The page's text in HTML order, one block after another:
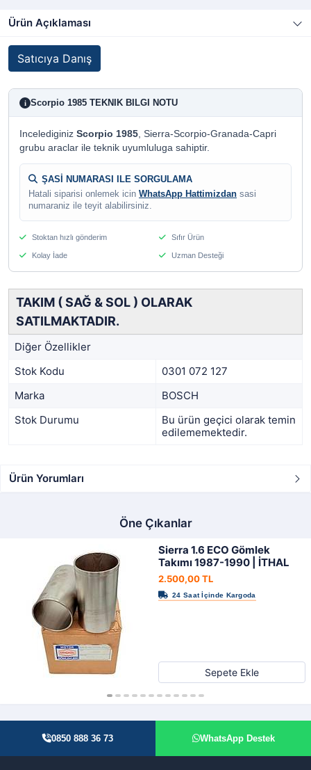
Ürün Açıklaması
Satıcıya Danış
i Scorpio 1985 TEKNIK BILGI NOTU
Incelediginiz Scorpio 1985, Sierra-Scorpio-Granada-Capri
grubu araclar ile teknik uyumluluga sahiptir.
ŞASİ NUMARASI ILE SORGULAMA
Hatali siparisi onlemek icin WhatsApp Hattimizdan sasi
numaraniz ile teyit alabilirsiniz.
Stoktan hızlı gönderim Sıfır Ürün
Kolay İade Uzman Desteği
TAKIM ( SAĞ & SOL ) OLARAK
SATILMAKTADIR.
Diğer Özellikler
Stok Kodu
0301 072 127
Marka
BOSCH
Stok Durumu
Bu ürün geçici olarak temin
edilememektedir.
Ürün Yorumları
Öne Çıkanlar
Sierra 1.6 ECO Gömlek
Takımı 1987-1990 | İTHAL
2.500,00 TL
Sepete Ekle
0850 888 36 73 WhatsApp Destek